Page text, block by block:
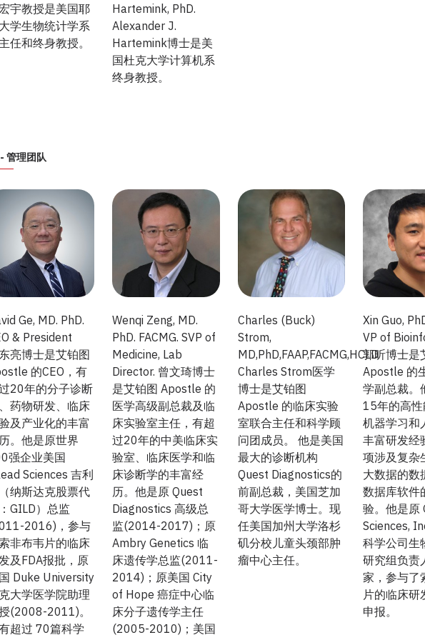
宇教授是美国耶
学生物统计学系
任和终身教授。
Hartemink, PhD.
Alexander J.
Hartemink博士是美
国杜克大学计算机系
终身教授。
管理团队
Ge, MD. PhD.
& President
亮博士是艾铂图
的CEO，有
20年的分子诊断
药物研发、临床
及产业化的丰富
。他是原世界
强企业美国
Sciences 吉利
纳斯达克股票代
GILD）总监
2016)，参与
非布韦片的临床
及FDA报批，原
Duke University
大学医学院助理
(2008-2011)。
超过 70篇科学
Wenqi Zeng, MD.
PhD. FACMG. SVP of
Medicine, Lab
Director. 曾文琦博士
是艾铂图 Apostle 的
医学高级副总裁及临
床实验室主任，有超
过20年的中美临床实
验室、临床医学和临
床诊断学的丰富经
历。他是原 Quest
Diagnostics 高级总
监(2014-2017)；原
Ambry Genetics 临
床遗传学总监(2011-
2014)；原美国 City
of Hope 癌症中心临
床分子遗传学主任
(2005-2010)；美国
Charles (Buck)
Strom,
MD,PhD,FAAP,FACMG,HCLD
Charles Strom医学
博士是艾铂图
Apostle 的临床实验
室联合主任和科学顾
问团成员。 他是美国
最大的诊断机构
Quest Diagnostics的
前副总裁，美国芝加
哥大学医学博士。现
任美国加州大学洛杉
矶分校儿童头颈部肿
瘤中心主任。
Xin Guo,
VP of
郭昕博士是
Apostle 的
学副总裁。
15年的高
机器学习和
丰富研发经
项涉及复杂
大数据的数
数据库软件
验。他是原
Sciences,
科学公司生
研究组负责
家，参与了
片的临床研
申报。